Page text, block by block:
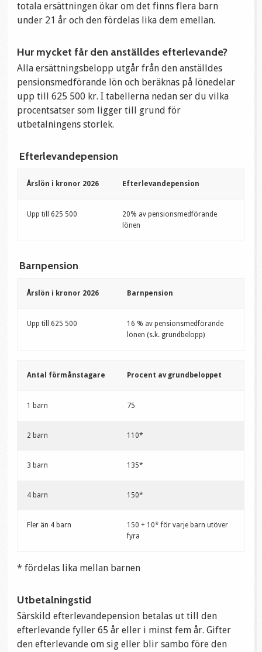
totala ersättningen ökar om det finns flera barn
under 21 år och den fördelas lika dem emellan.
Hur mycket får den anställdes efterlevande?
Alla ersättningsbelopp utgår från den anställdes
pensionsmedförande lön och beräknas på lönedelar
upp till 625 500 kr. I tabellerna nedan ser du vilka
procentsatser som ligger till grund för
utbetalningens storlek.
Efterlevandepension
Årslön i kronor 2026 Efterlevandepension
Upp till 625 500
20% av pensionsmedförande
lönen
Barnpension
Årslön i kronor 2026 Barnpension
Upp till 625 500
16 % av pensionsmedförande
lönen (s.k. grundbelopp)
Antal förmånstagare Procent av grundbeloppet
1 barn 75
2 barn 110*
3 barn 135*
4 barn 150*
Fler än 4 barn
150 + 10* för varje barn utöver
fyra
* fördelas lika mellan barnen
Utbetalningstid
Särskild efterlevandepension betalas ut till den
efterlevande fyller 65 år eller i minst fem år. Gifter
den efterlevande om sig eller blir sambo före den